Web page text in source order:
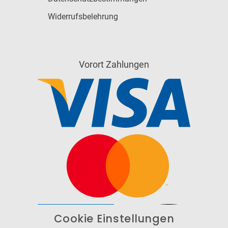
Widerrufsbelehrung
Vorort Zahlungen
Cookie Einstellungen